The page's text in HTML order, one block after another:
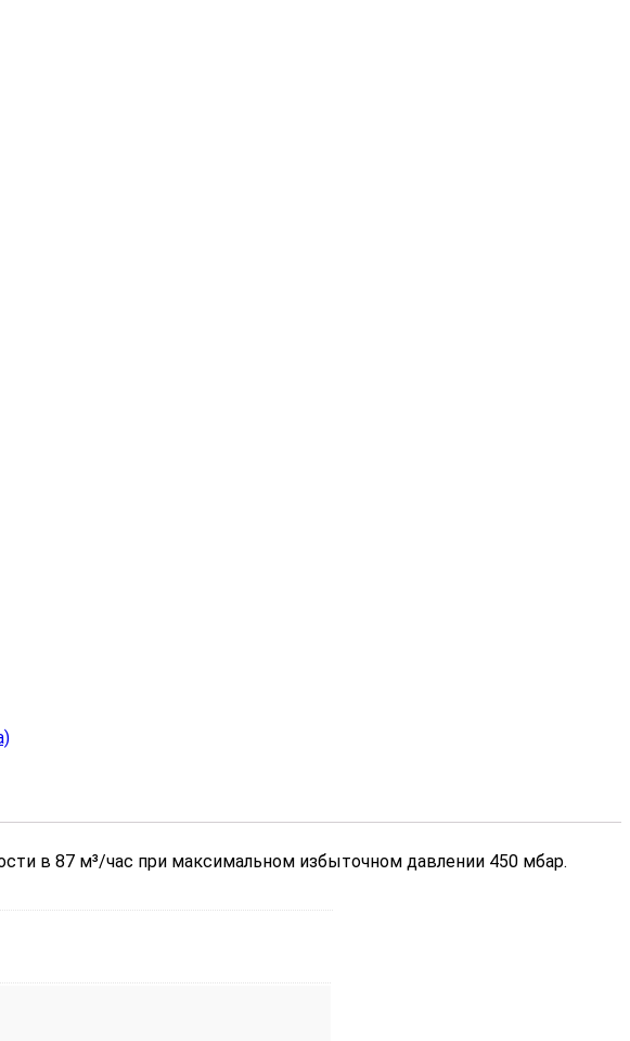
в 87 м³/час при максимальном избыточном давлении 450 мбар.